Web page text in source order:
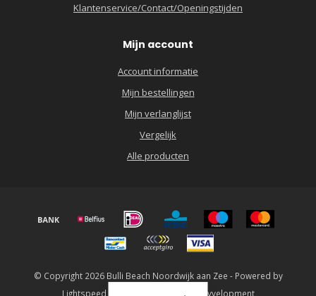
Klantenservice/Contact/Openingstijden
Mijn account
Account informatie
Mijn bestellingen
Mijn verlanglijst
Vergelijk
Alle producten
© Copyright 2026 Bulli Beach Noordwijk aan Zee - Powered by
Lightspeed
Lightspeed design Dyvelopment